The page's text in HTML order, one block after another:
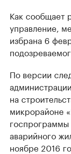
Как сообщает
управление,
избрана 6
По версии
на
микрорайоне
аварийного
ноябре 2016